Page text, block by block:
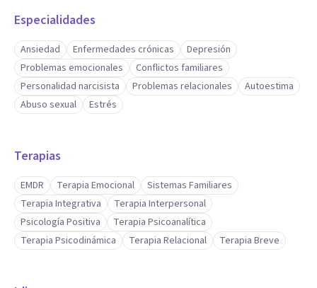
Especialidades
Ansiedad Enfermedades crónicas
Depresión
Problemas emocionales
Conflictos familiares
Personalidad narcisista
Problemas relacionales
Autoestima
Abuso sexual
Estrés
Terapias
EMDR Terapia Emocional
Sistemas Familiares
Terapia Integrativa
Terapia Interpersonal
Psicología Positiva
Terapia Psicoanalítica
Terapia Psicodinámica
Terapia Relacional Terapia Breve